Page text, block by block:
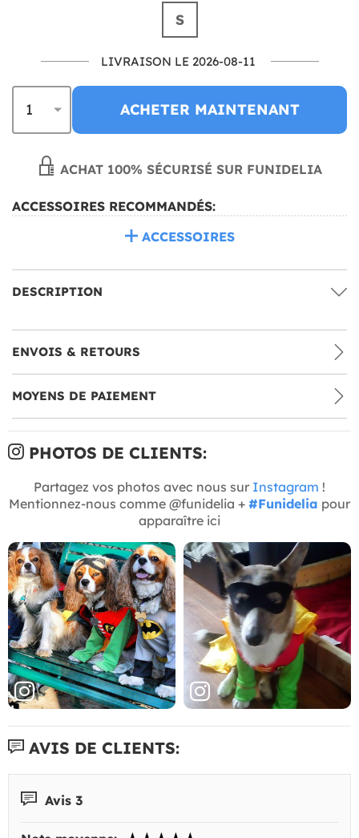
S
LIVRAISON LE 2026-08-11
ACHETER MAINTENANT
ACHAT 100% SÉCURISÉ SUR FUNIDELIA
ACCESSOIRES RECOMMANDÉS:
ACCESSOIRES
DESCRIPTION
ENVOIS & RETOURS
MOYENS DE PAIEMENT
PHOTOS DE CLIENTS:
Partagez vos photos avec nous sur Instagram !
Mentionnez-nous comme @funidelia + #Funidelia pour
apparaître ici
AVIS DE CLIENTS:
Avis 3